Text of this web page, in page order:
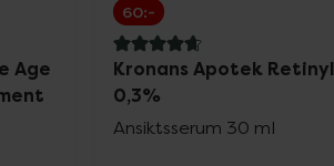
Age
60:-
4.7 av 5 i omdöme
Kronans Apotek Retinyl
0,3%
Ansiktsserum 30 ml